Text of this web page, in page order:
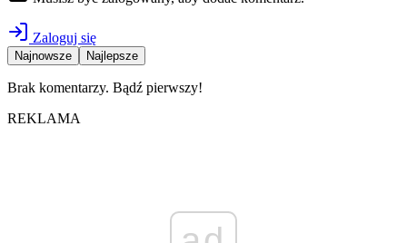
Zaloguj się
Najnowsze Najlepsze
Brak komentarzy. Bądź pierwszy!
REKLAMA